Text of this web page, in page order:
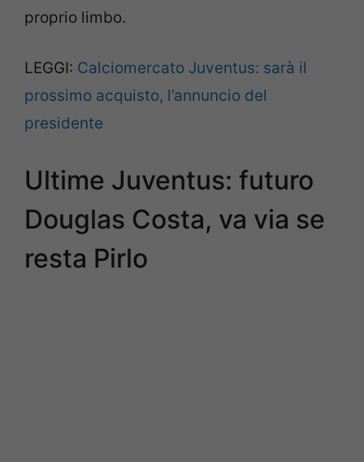
proprio limbo.
LEGGI: Calciomercato Juventus: sarà il
prossimo acquisto, l’annuncio del
presidente
Ultime Juventus: futuro
Douglas Costa, va via se
resta Pirlo